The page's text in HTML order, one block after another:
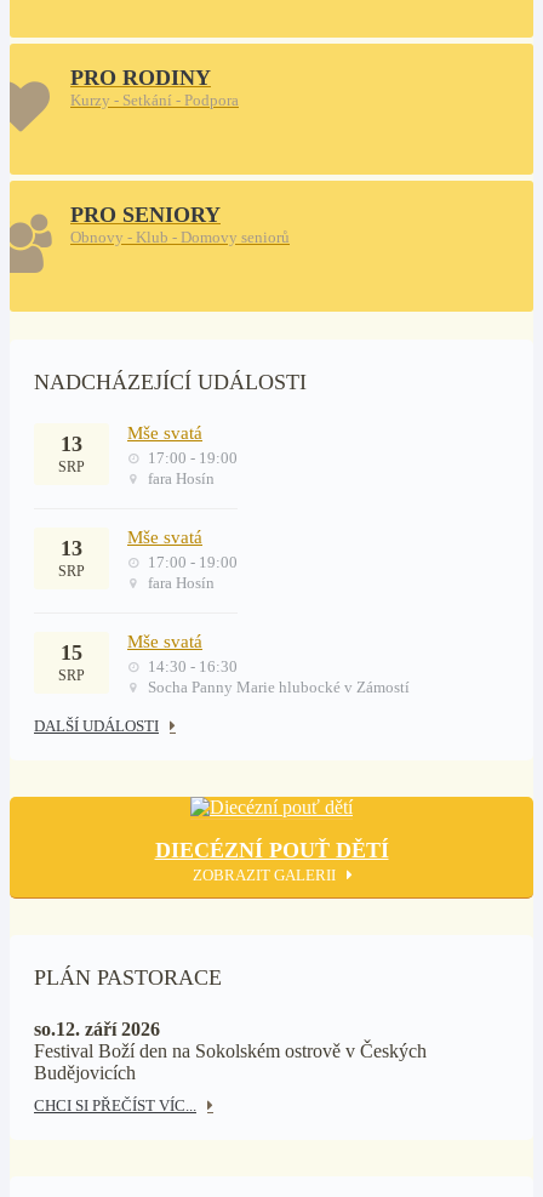
PRO RODINY
Kurzy - Setkání - Podpora
PRO SENIORY
Obnovy - Klub - Domovy seniorů
NADCHÁZEJÍCÍ UDÁLOSTI
13
SRP
Mše svatá
17:00 - 19:00
fara Hosín
13
SRP
Mše svatá
17:00 - 19:00
fara Hosín
15
SRP
Mše svatá
14:30 - 16:30
Socha Panny Marie hlubocké v Zámostí
DALŠÍ UDÁLOSTI
DIECÉZNÍ POUŤ DĚTÍ
ZOBRAZIT GALERII
PLÁN PASTORACE
so.12. září 2026
Festival Boží den na Sokolském ostrově v Českých
Budějovicích
CHCI SI PŘEČÍST VÍC...